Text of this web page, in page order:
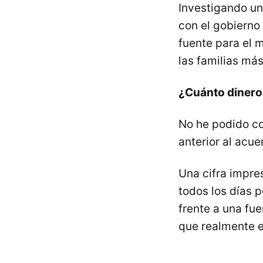
Investigando
con el
fuente para el
las familias
¿Cuánto
No he podido
anterior al
Una cifra
todos los días
frente a una
que realmente